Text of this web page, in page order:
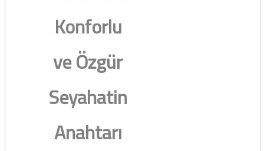
Konforlu
ve Özgür
Seyahatin
Anahtarı